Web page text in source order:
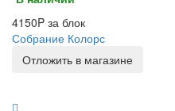
4150P за блок
Собрание Колорс
Отложить в магазине